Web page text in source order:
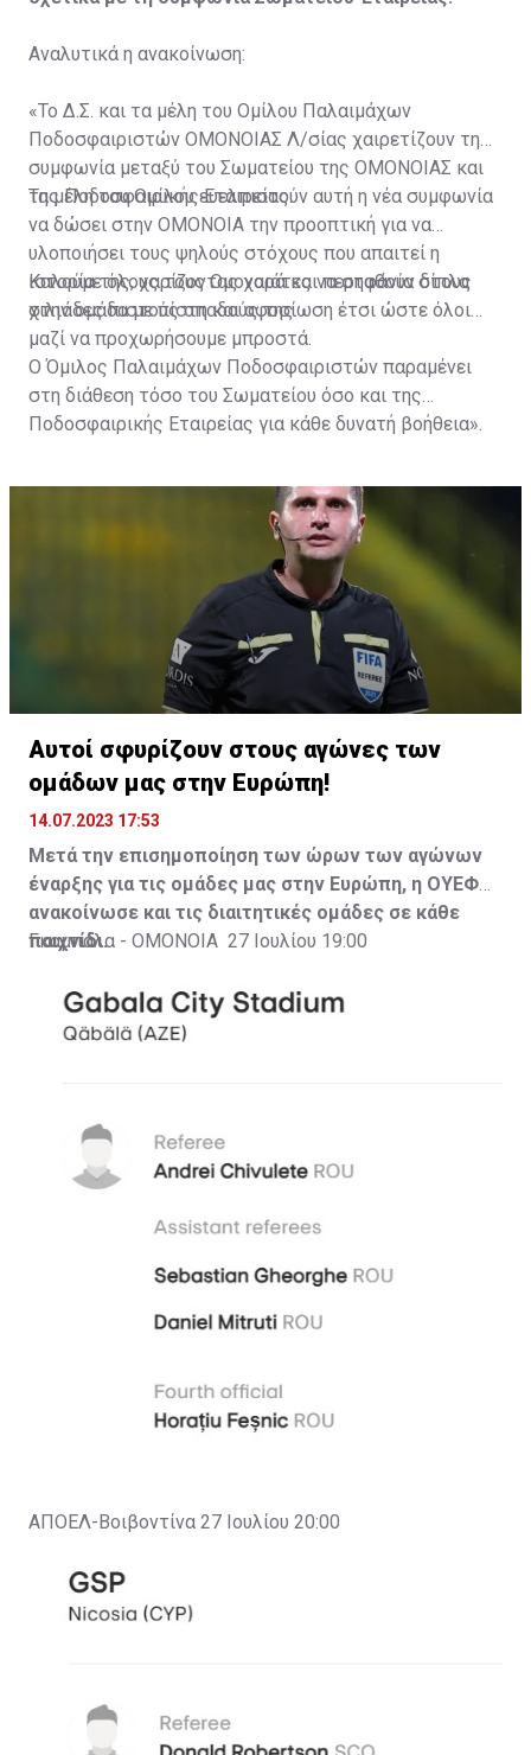
Αναλυτικά η ανακοίνωση:
«Το Δ.Σ. και τα μέλη του Ομίλου Παλαιμάχων
Ποδοσφαιριστών ΟΜΟΝΟΙΑΣ Λ/σίας χαιρετίζουν τη
συμφωνία μεταξύ του Σωματείου της ΟΜΟΝΟΙΑΣ και
της Ποδοσφαιρικής Εταιρείας.
Τα μέλη του Ομίλου ευελπιστούν αυτή η νέα συμφωνία
να δώσει στην ΟΜΟΝΟΙΑ την προοπτική για να
υλοποιήσει τους ψηλούς στόχους που απαιτεί η
ιστορία της, χαρίζοντας χαρά και περηφάνια στους
χιλιάδες πιστούς οπαδούς της.
Καλούμε όλους τους Ομονοιάτες να σταθούν δίπλα
στην ομάδα με πίστη και αφοσίωση έτσι ώστε όλοι
μαζί να προχωρήσουμε μπροστά.
Ο Όμιλος Παλαιμάχων Ποδοσφαιριστών παραμένει
στη διάθεση τόσο του Σωματείου όσο και της
Ποδοσφαιρικής Εταιρείας για κάθε δυνατή βοήθεια».
Αυτοί σφυρίζουν στους αγώνες των
ομάδων μας στην Ευρώπη!
14.07.2023 17:53
Μετά την επισημοποίηση των ώρων των αγώνων
έναρξης για τις ομάδες μας στην Ευρώπη, η ΟΥΕΦΑ
ανακοίνωσε και τις διαιτητικές ομάδες σε κάθε
παιχνίδι.
Γκαμπάλα - ΟΜΟΝΟΙΑ 27 Ιουλίου 19:00
ΑΠΟΕΛ-Βοιβοντίνα 27 Ιουλίου 20:00